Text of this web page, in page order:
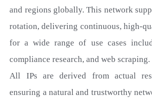
and regions globally. This network
rotation, delivering continuous, high-
for a wide range of use cases
compliance research, and web scraping.
All IPs are derived from actual
ensuring a natural and trustworthy